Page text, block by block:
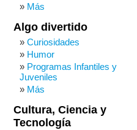
Más
Algo divertido
Curiosidades
Humor
Programas Infantiles y
Juveniles
Más
Cultura, Ciencia y
Tecnología